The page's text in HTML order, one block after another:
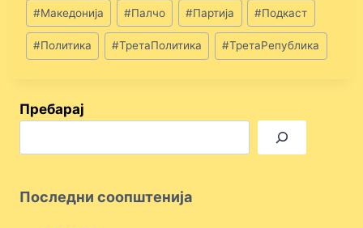
#Македонија #Палчо #Партија #Подкаст
#Политика #ТретаПолитика #ТретаРепублика
Пребарај
Последни соопштенија